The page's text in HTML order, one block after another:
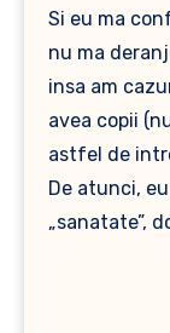
Si eu ma
nu ma
insa am
avea copii
astfel de
De atunci,
„sanatate”,